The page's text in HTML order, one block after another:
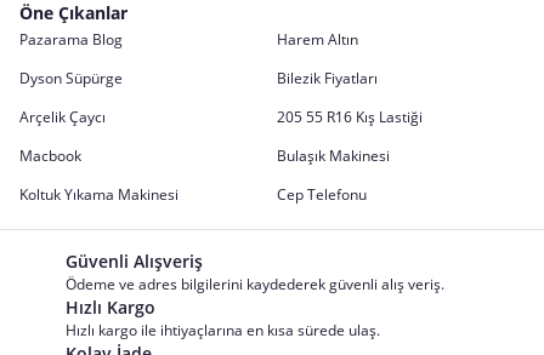
Öne Çıkanlar
Pazarama Blog
Harem Altın
Dyson Süpürge
Bilezik Fiyatları
Arçelik Çaycı
205 55 R16 Kış Lastiği
Macbook
Bulaşık Makinesi
Koltuk Yıkama Makinesi
Cep Telefonu
Güvenli Alışveriş
Ödeme ve adres bilgilerini kaydederek güvenli alış veriş.
Hızlı Kargo
Hızlı kargo ile ihtiyaçlarına en kısa sürede ulaş.